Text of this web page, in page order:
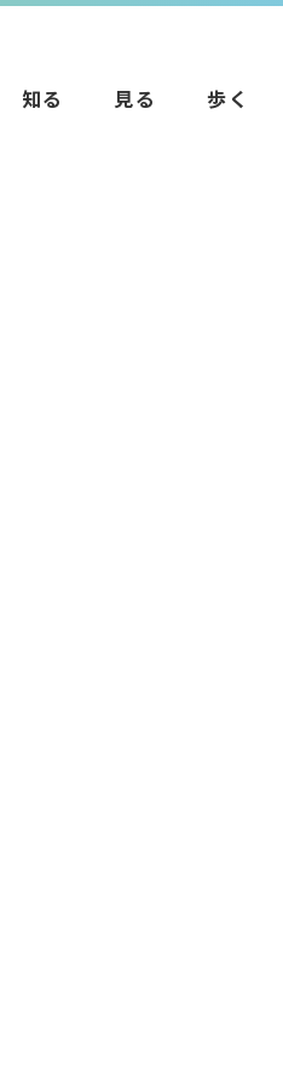
知る 見る 歩く